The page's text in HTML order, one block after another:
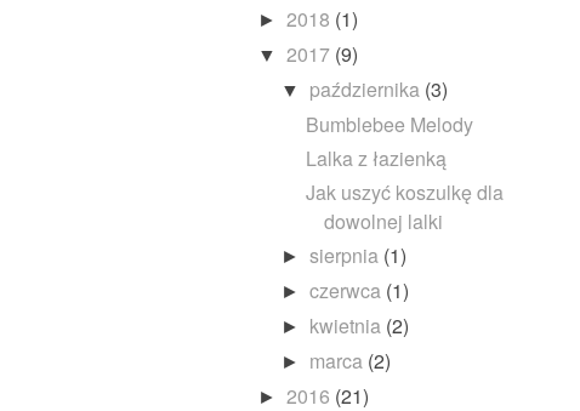
► 2018 (1)
▼ 2017 (9)
▼ października (3)
Bumblebee Melody
Lalka z łazienką
Jak uszyć koszulkę dla
dowolnej lalki
►sierpnia (1)
►czerwca (1)
► kwietnia (2)
► marca (2)
► 2016 (21)